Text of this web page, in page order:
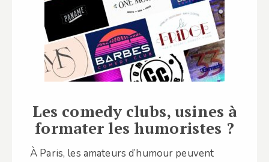
Les comedy clubs, usines à
formater les humoristes ?
À Paris, les amateurs d’humour peuvent